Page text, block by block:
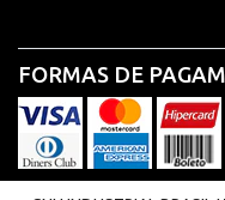
FORMAS DE